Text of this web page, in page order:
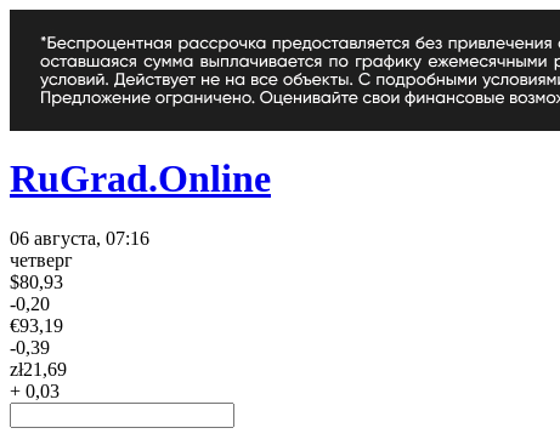
RuGrad.Online
06 августа, 07:16
четверг
$80,93
-0,20
€93,19
-0,39
zł21,69
+ 0,03